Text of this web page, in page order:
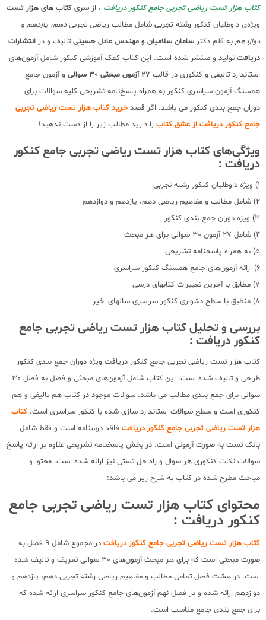
کتاب هزار تست ریاضی تجربی جامع کنکور دریافت ، از سری کتاب های هزار تست
ویژه‌ی داوطلبان کنکور رشته تجربی شامل مطالب ریاضی تجربیدهم، یازدهم و
دوازدهم به قلم دکتر سامان سلامیان و مهندس عادل حسینی تالیف و در انتشارات
دریافت تولید و منتشر شده است. این کتاب کمک آموزشی کنکور شامل آزمون‌های
استاندارد تالیفی و کنکوری در قالب 27 آزمون مبحثی 30 سوالی
و آزمون جامع
همسنگ آزمون سراسری کنکور به همراه پاسخ‌نامه تشریحی کلیه سوالات برای
دوران جمع بندی کنکور می باشد. اگر قصد خرید کتاب هزار تست ریاضی تجربی
جامع کنکور دریافت از عشق کتاب را دارید مطالب زیر را از دست ندهید!
ویژگی‌های کتاب هزار تست ریاضی تجربی جامع کنکور
دریافت :
1) ویژه داوطلبان کنکور رشته تجربی
2) شامل مطالب و مفاهیم ریاضی دهم، یازدهم و دوازدهم
3) ویزه دوران جمع بندی کنکور
4) شامل 27 آزمون 30 سوالی برای هر مبحث
5) به همراه پاسخنامه تشریحی
6) ارائه آزمون‌های جامع همسنگ کنکور سراسری
7) مطابق با آخرین تغییرات کتابهای درسی
8) منطبق با سطح دشواری کنکور سراسری سالهای اخیر
بررسی و تحلیل کتاب هزار تست ریاضی تجربی جامع
کنکور دریافت :
کتاب هزار تست ریاضی تجربی جامع کنکور دریافت ویژه دوران جمع بندی کنکور
طراحی و تالیف شده است. این کتاب شامل آزمون‌های مبحثی و فصل به فصل 30
سوالی برای جمع بندی مطالب می باشد. سوالات موجود در کتاب هم تالیفی و هم
کنکوری است و سطح سوالات استاندارد سازی شده با کنکور سراسری است. کتاب
هزار تست ریاضی تجربی جامع کنکور دریافت فاقد درسنامه است و فقط شامل
بانک تست به صورت آزمونی است. در بخش پاسخنامه تشریحی علاوه بر ارائه پاسخ
سوالات نکات کنکوری هر سوال و راه حل تستی نیز ارائه شده است. محتوا و
مباحث مطرح شده در کتاب به شرح زیر می باشد:
محتوای کتاب هزار تست ریاضی تجربی جامع
کنکور دریافت :
کتاب هزار تست ریاضی تجربی جامع کنکور دریافت
در مجموع شامل 9 فصل به
صورت مبحثی است که برای هر مبحث آزمون‌های 30 سوالی تعریف و تالیف شده
است. در هشت فصل تمامی مطالب و مفاهیم ریاضی رشته تجربی دهم، یازدهم و
دوازدهم ارائه شده و در فصل نهم آزمون‌های جامع کنکور سراسری ارائه شده که
برای جمع بندی جامع مناسب است.